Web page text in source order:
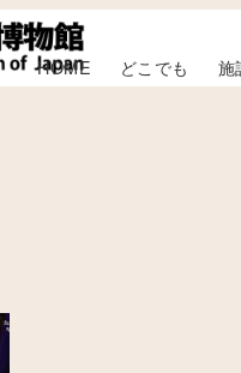
HOME どこでも 施